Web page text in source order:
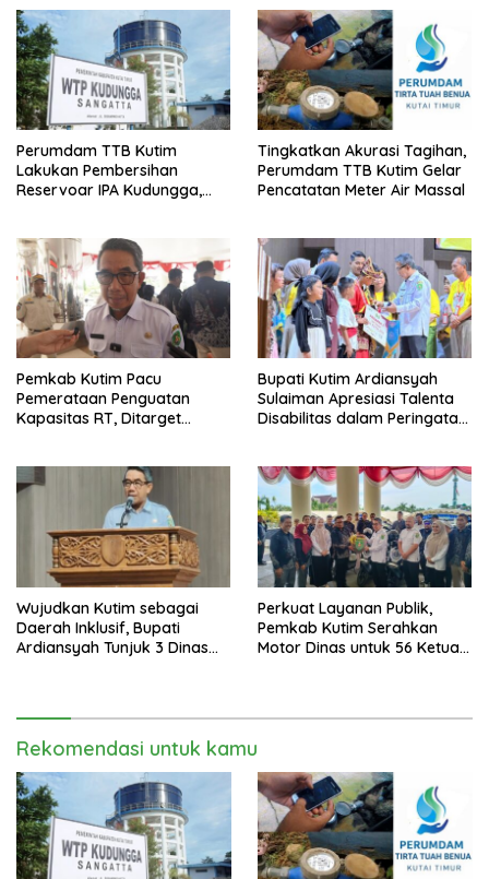
Perumdam TTB Kutim
Lakukan Pembersihan
Reservoar IPA Kudungga,
Tingkatkan Akurasi Tagihan,
Perumdam TTB Kutim Gelar
Pencatatan Meter Air Massal
Pemkab Kutim Pacu
Pemerataan Penguatan
Kapasitas RT, Ditarget
Bupati Kutim Ardiansyah
Sulaiman Apresiasi Talenta
Disabilitas dalam Peringatan
Wujudkan Kutim sebagai
Daerah Inklusif, Bupati
Ardiansyah Tunjuk 3 Dinas
Perkuat Layanan Publik,
Pemkab Kutim Serahkan
Motor Dinas untuk 56 Ketua
Rekomendasi untuk kamu